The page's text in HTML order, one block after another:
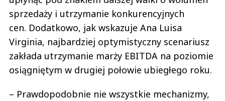
sprzedaży i utrzymanie konkurencyjnych
cen. Dodatkowo, jak wskazuje Ana Luisa
Virginia, najbardziej optymistyczny scenariusz
zakłada utrzymanie marży EBITDA na poziomie
osiągniętym w drugiej połowie ubiegłego roku.
– Prawdopodobnie nie wszystkie mechanizmy,